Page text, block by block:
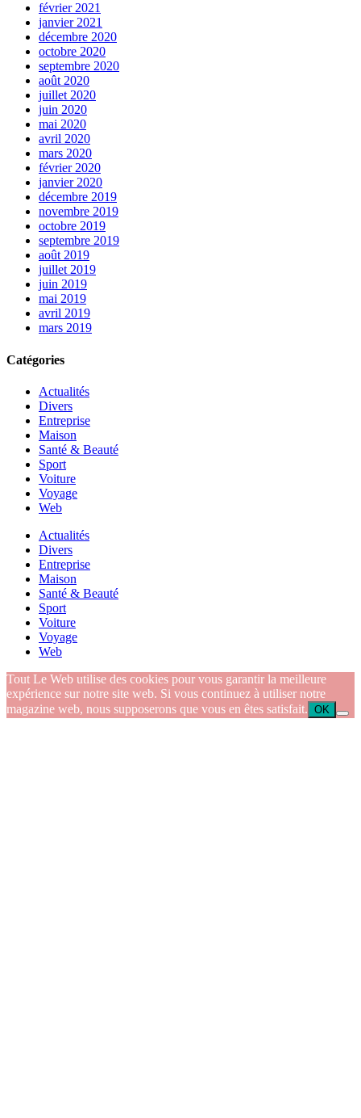
février 2021
janvier 2021
décembre 2020
octobre 2020
septembre 2020
août 2020
juillet 2020
juin 2020
mai 2020
avril 2020
mars 2020
février 2020
janvier 2020
décembre 2019
novembre 2019
octobre 2019
septembre 2019
août 2019
juillet 2019
juin 2019
mai 2019
avril 2019
mars 2019
Catégories
Actualités
Divers
Entreprise
Maison
Santé & Beauté
Sport
Voiture
Voyage
Web
Actualités
Divers
Entreprise
Maison
Santé & Beauté
Sport
Voiture
Voyage
Web
Tout Le Web utilise des cookies pour vous garantir la meilleure
expérience sur notre site web. Si vous continuez à utiliser notre
magazine web, nous supposerons que vous en êtes satisfait. OK